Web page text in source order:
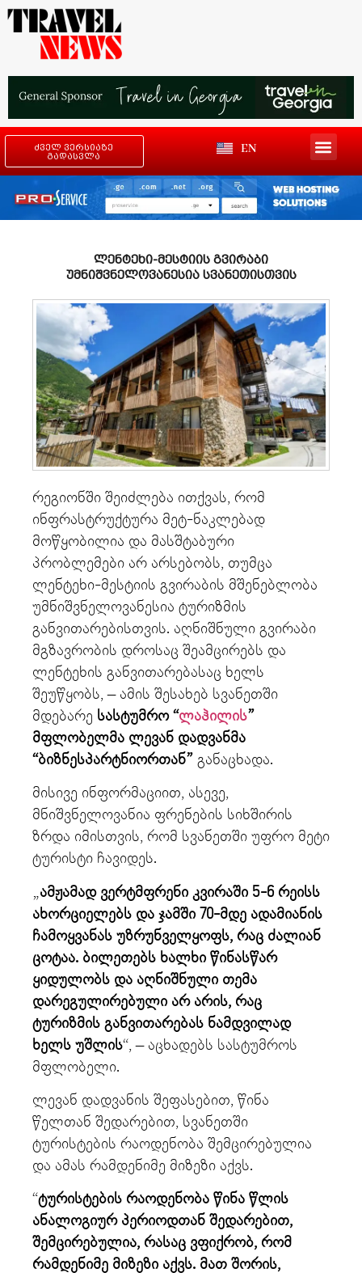
ძველ ვერსიაზე
გადასვლა
EN
ლენტეხი-მესტიის გვირაბი
უმნიშვნელოვანესია სვანეთისთვის
რეგიონში შეიძლება ითქვას, რომ
ინფრასტრუქტურა მეტ-ნაკლებად
მოწყობილია და მასშტაბური
პრობლემები არ არსებობს, თუმცა
ლენტეხი-მესტიის გვირაბის მშენებლობა
უმნიშვნელოვანესია ტურიზმის
განვითარებისთვის. აღნიშნული გვირაბი
მგზავრობის დროსაც შეამცირებს და
ლენტეხის განვითარებასაც ხელს
შეუწყობს, – ამის შესახებ სვანეთში
მდებარე სასტუმრო “ლაჰილის”
მფლობელმა ლევან დადვანმა
“ბიზნესპარტნიორთან” განაცხადა.
მისივე ინფორმაციით, ასევე,
მნიშვნელოვანია ფრენების სიხშირის
ზრდა იმისთვის, რომ სვანეთში უფრო მეტი
ტურისტი ჩავიდეს.
„ამჟამად ვერტმფრენი კვირაში 5-6 რეისს
ახორციელებს და ჯამში 70-მდე ადამიანის
ჩამოყვანას უზრუნველყოფს, რაც ძალიან
ცოტაა. ბილეთებს ხალხი წინასწარ
ყიდულობს და აღნიშნული თემა
დარეგულირებული არ არის, რაც
ტურიზმის განვითარებას ნამდვილად
ხელს უშლის“, – აცხადებს სასტუმროს
მფლობელი.
ლევან დადვანის შეფასებით, წინა
წელთან შედარებით, სვანეთში
ტურისტების რაოდენობა შემცირებულია
და ამას რამდენიმე მიზეზი აქვს.
“ტურისტების რაოდენობა წინა წლის
ანალოგიურ პერიოდთან შედარებით,
შემცირებულია, რასაც ვფიქრობ, რომ
რამდენიმე მიზეზი აქვს. მათ შორის,